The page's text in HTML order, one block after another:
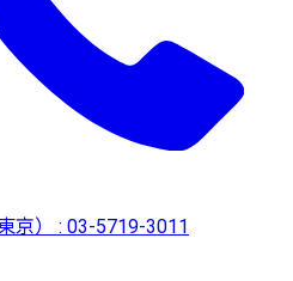
京） : 03-5719-3011